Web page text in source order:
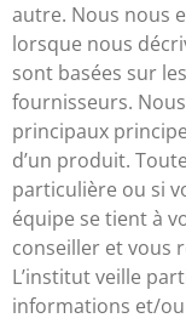
autre. Nous nous
lorsque nous
sont basées sur
fournisseurs.
principaux
d’un produit.
particulière ou si
équipe se tient à
conseiller et vous
L’institut veille
informations et/ou